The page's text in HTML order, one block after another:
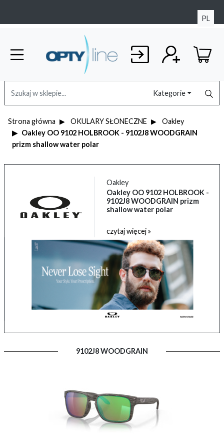
PL
Kategorie
Strona główna OKULARY SŁONECZNE
Oakley
Oakley OO 9102 HOLBROOK - 9102J8 WOODGRAIN
prizm shallow water polar
Oakley
Oakley OO 9102 HOLBROOK -
9102J8 WOODGRAIN prizm
shallow water polar
czytaj więcej »
9102J8 WOODGRAIN